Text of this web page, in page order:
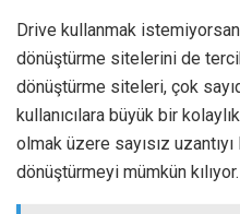
Drive kullanmak
dönüştürme sitelerini de
dönüştürme siteleri, çok
kullanıcılara büyük bir
olmak üzere sayısız
dönüştürmeyi mümkün kılıyor.